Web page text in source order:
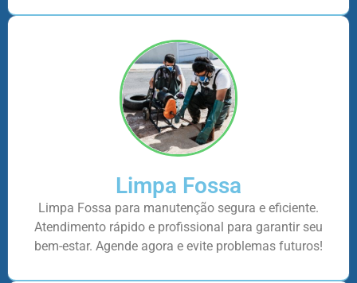
Limpa Fossa
Limpa Fossa para manutenção segura e eficiente.
Atendimento rápido e profissional para garantir seu
bem-estar. Agende agora e evite problemas futuros!